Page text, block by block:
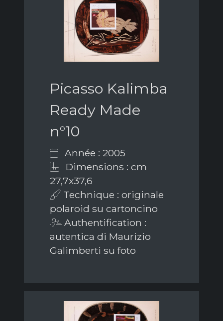
Picasso Kalimba
Ready Made
n°10
Année : 2005
Dimensions : cm
27,7x37,6
Technique : originale
polaroid su cartoncino
Authentification :
autentica di Maurizio
Galimberti su foto